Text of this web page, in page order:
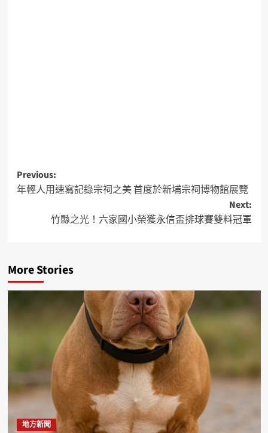
Previous:
年輕人用速寫記錄宗祠之美 首度於新埔宗祠博物館展覽
Next:
竹縣之光！六家國小榮獲永信盃排球賽雙料冠軍
More Stories
地方新聞